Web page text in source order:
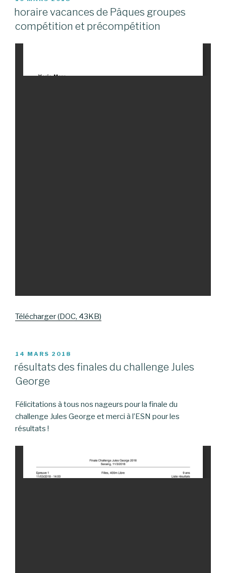
LE
horaire vacances de Pâques groupes
compétition et précompétition
Télécharger (DOC, 43KB)
PUBLIÉ
LE
14 MARS 2018
résultats des finales du challenge Jules
George
Félicitations à tous nos nageurs pour la finale du
challenge Jules George et merci à l’ESN pour les
résultats !